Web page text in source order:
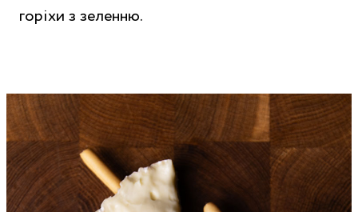
горіхи з зеленню.